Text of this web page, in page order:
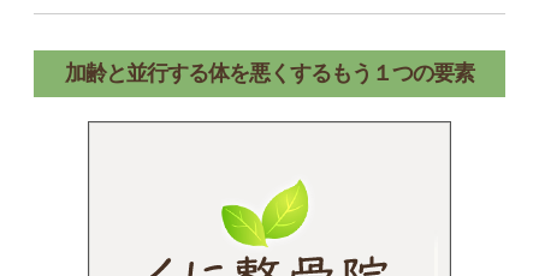
加齢と並行する体を悪くするもう１つの要素